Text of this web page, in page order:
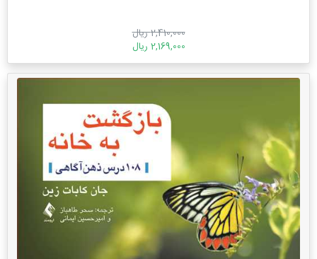
2,410,000 ریال
2,169,000 ریال